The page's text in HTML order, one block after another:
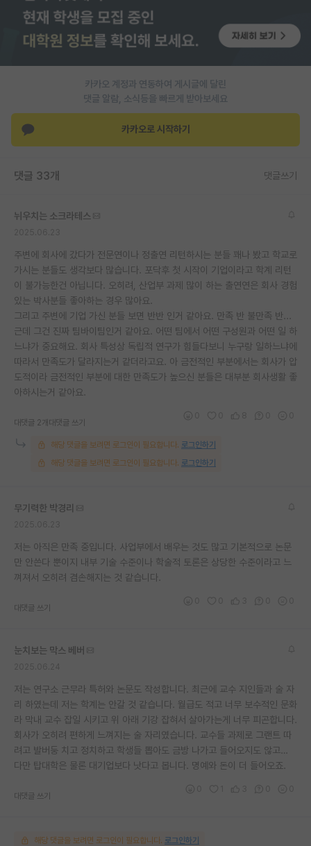
유학교육
이벤트
반도체 아카데미
카카오 계정과 연동하여 게시글에 달린
댓글 알람, 소식등을 빠르게 받아보세요
카카오로 시작하기
댓글 33개 댓글쓰기
뉘우치는 소크라테스
주변에 회사에 갔다가 전문연이나 정출연 리턴하시는 분들 꽤나 봤고 학교로
가시는 분들도 생각보다 많습니다. 포닥후 첫 시작이 기업이라고 학계 리턴
이 불가능한건 아닙니다. 오히려, 산업부 과제 많이 하는 출연연은 회사 경험
있는 박사분들 좋아하는 경우 많아요.
그리고 주변에 기업 가신 분들 보면 반반 인거 같아요. 만족 반 불만족 반...
근데 그건 진짜 팀바이팀인거 같아요. 어떤 팀에서 어떤 구성원과 어떤 일 하
느냐가 중요해요. 회사 특성상 독립적 연구가 힘들다보니 누구랑 일하느냐에
따라서 만족도가 달라지는거 같더라고요. 아 금전적인 부분에서는 회사가 압
도적이라 금전적인 부분에 대한 만족도가 높으신 분들은 대부분 회사생활 좋
아하시는거 같아요.
대댓글 2개 대댓글 쓰기
해당 댓글을 보려면 로그인이 필요합니다. 로그인하기
해당 댓글을 보려면 로그인이 필요합니다. 로그인하기
무기력한 박경리
저는 아직은 만족 중입니다. 사업부에서 배우는 것도 많고 기본적으로 논문
만 안쓴다 뿐이지 내부 기술 수준이나 학술적 토론은 상당한 수준이라고 느
껴져서 오히려 겸손해지는 것 같습니다.
대댓글 쓰기
눈치보는 막스 베버
저는 연구소 근무라 특허와 논문도 작성합니다. 최근에 교수 지인들과 술 자
리 하였는데 저는 학계는 안갈 것 같습니다. 월급도 적고 너무 보수적인 문화
라 막내 교수 잡일 시키고 위 아래 기강 잡혀서 살아가는게 너무 피곤합니다.
회사가 오히려 편하게 느껴지는 술 자리였습니다. 교수들 과제로 그랜트 따
려고 발버둥 치고 정치하고 학생들 뽑아도 금방 나가고 들어오지도 않고…
다만 탑대학은 물론 대기업보다 낫다고 봅니다. 명예와 돈이 더 들어오죠.
대댓글 쓰기
해당 댓글을 보려면 로그인이 필요합니다. 로그인하기